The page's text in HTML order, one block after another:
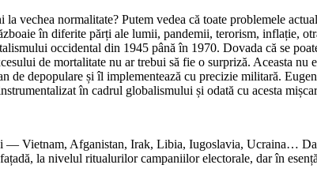
vechea normalitate? Putem vedea că toate problemele
în diferite părți ale lumii, pandemii, terorism, inflație,
occidental din 1945 până în 1970. Dovada că se
de mortalitate nu ar trebui să fie o surpriză. Aceasta
depopulare și îl implementează cu precizie militară.
în cadrul globalismului și odată cu acesta
― Vietnam, Afganistan, Irak, Libia, Iugoslavia, Ucraina…
la nivelul ritualurilor campaniilor electorale, dar în